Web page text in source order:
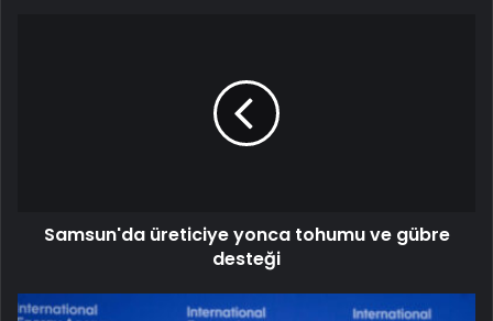
Samsun'da üreticiye yonca tohumu ve gübre
desteği